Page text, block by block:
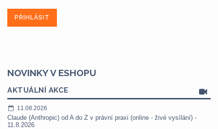
NOVINKY V ESHOPU
AKTUÁLNÍ AKCE
11.08.2026
Claude (Anthropic) od A do Z v právní praxi (online - živé vysílání) -
11.8.2026